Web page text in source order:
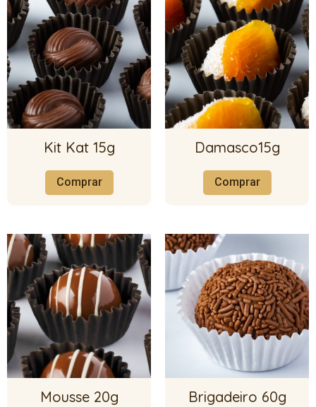
Kit Kat 15g
Comprar
Damasco15g
Comprar
Mousse 20g Brigadeiro 60g